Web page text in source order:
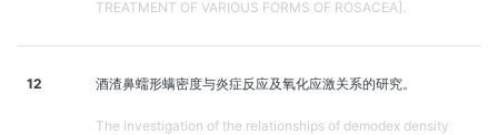
TREATMENT OF VARIOUS FORMS OF ROSACEA].
12 酒渣鼻蠕形螨密度与炎症反应及氧化应激关系的研究。
The investigation of the relationships of demodex density